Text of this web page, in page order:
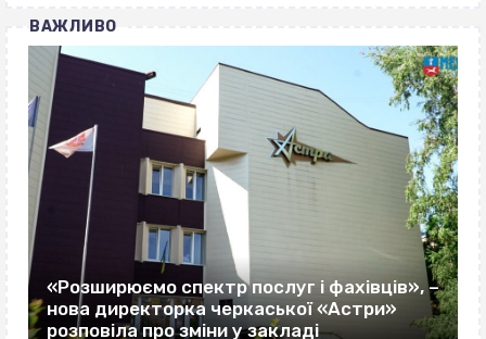
ВАЖЛИВО
«Розширюємо спектр послуг і фахівців», –
нова директорка черкаської «Астри»
розповіла про зміни у закладі